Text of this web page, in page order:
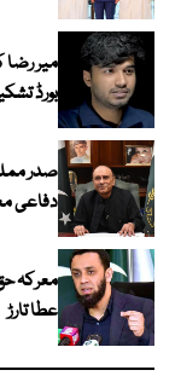
میر رضا
بورڈ
صدر
دفاعی
معرکہ
عطا تارڑ